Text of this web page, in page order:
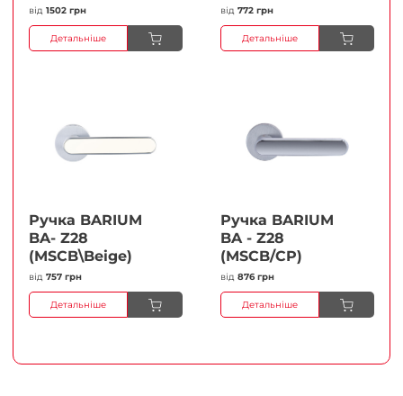
від 1502 грн
Детальніше
від 772 грн
Детальніше
Ручка BARIUM
BA- Z28
(MSCB\Beige)
від 757 грн
Детальніше
Ручка BARIUM
BA - Z28
(MSCB/CP)
від 876 грн
Детальніше